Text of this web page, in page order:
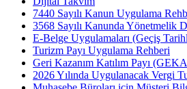
7440 Sayılı Kanun Uygulama
3568 Sayılı Kanunda Yönetmelik
E-Belge Uygulamaları (Geçiş
Turizm Payı Uygulama Rehberi
Geri Kazanım Katılım Payı
2026 Yılında Uygulanacak Vergi